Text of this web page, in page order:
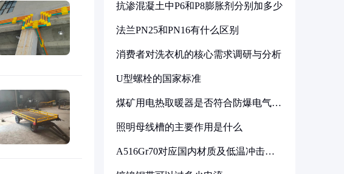
抗渗混凝土中P6和P8膨胀剂分别加多少
法兰PN25和PN16有什么区别
消费者对洗衣机的核心需求调研与分析
U型螺栓的国家标准
煤矿用电热取暖器是否符合防爆电气设
照明母线槽的主要作用是什么
A516Gr70对应国内材质及低温冲击要